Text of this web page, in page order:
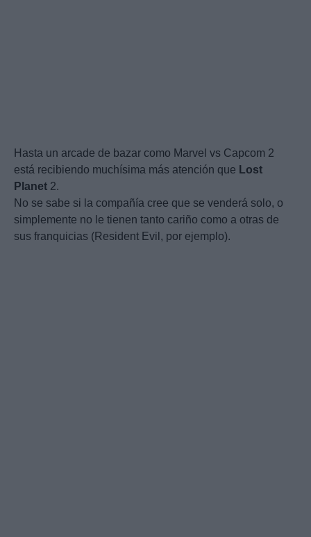
Hasta un arcade de bazar como Marvel vs Capcom 2
está recibiendo muchísima más atención que Lost
Planet 2.
No se sabe si la compañía cree que se venderá solo, o
simplemente no le tienen tanto cariño como a otras de
sus franquicias (Resident Evil, por ejemplo).